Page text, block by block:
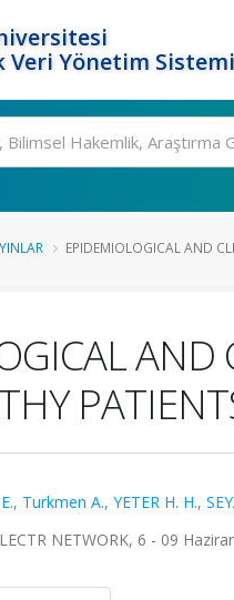
Veri Yönetim Sistemi
EPIDEMIOLOGICAL AND
AND
, Turkmen A., YETER H. H.,
NETWORK, 6 - 09